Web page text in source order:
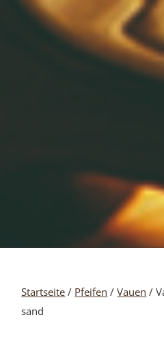
Startseite / Pfeifen /Vauen /
sand